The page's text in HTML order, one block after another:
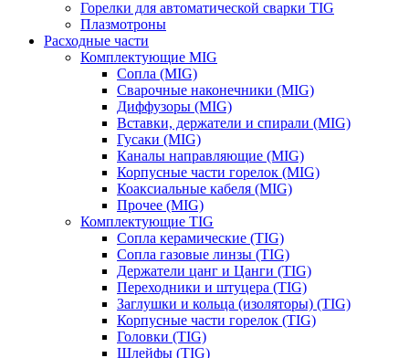
Горелки для автоматической сварки TIG
Плазмотроны
Расходные части
Комплектующие MIG
Сопла (MIG)
Сварочные наконечники (MIG)
Диффузоры (MIG)
Вставки, держатели и спирали (MIG)
Гусаки (MIG)
Каналы направляющие (MIG)
Корпусные части горелок (MIG)
Коаксиальные кабеля (MIG)
Прочее (MIG)
Комплектующие TIG
Сопла керамические (TIG)
Сопла газовые линзы (TIG)
Держатели цанг и Цанги (TIG)
Переходники и штуцера (TIG)
Заглушки и кольца (изоляторы) (TIG)
Корпусные части горелок (TIG)
Головки (TIG)
Шлейфы (TIG)